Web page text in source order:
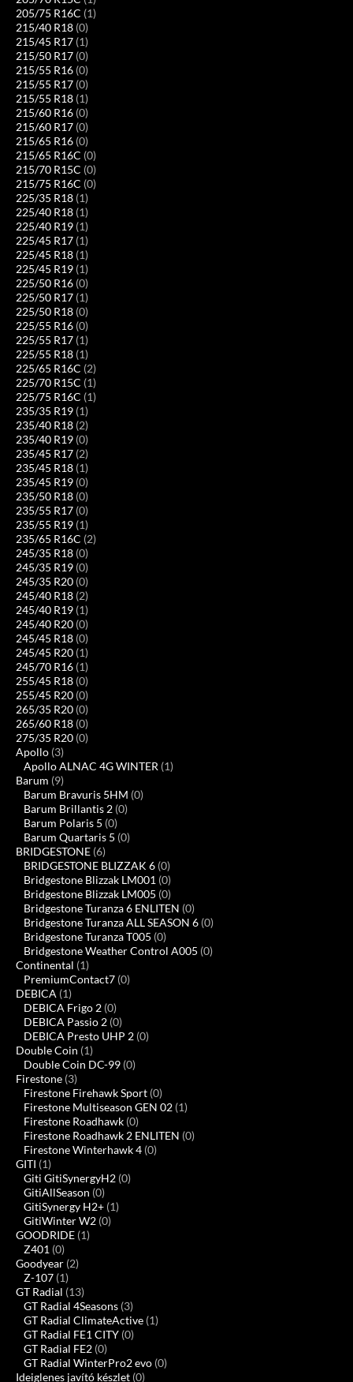
205/75 R16C (1)
215/40 R18 (0)
215/45 R17 (1)
215/50 R17 (0)
215/55 R16 (0)
215/55 R17 (0)
215/55 R18 (1)
215/60 R16 (0)
215/60 R17 (0)
215/65 R16 (0)
215/65 R16C (0)
215/70 R15C (0)
215/75 R16C (0)
225/35 R18 (1)
225/40 R18 (1)
225/40 R19 (1)
225/45 R17 (1)
225/45 R18 (1)
225/45 R19 (1)
225/50 R16 (0)
225/50 R17 (1)
225/50 R18 (0)
225/55 R16 (0)
225/55 R17 (1)
225/55 R18 (1)
225/65 R16C (2)
225/70 R15C (1)
225/75 R16C (1)
235/35 R19 (1)
235/40 R18 (2)
235/40 R19 (0)
235/45 R17 (2)
235/45 R18 (1)
235/45 R19 (0)
235/50 R18 (0)
235/55 R17 (0)
235/55 R19 (1)
235/65 R16C (2)
245/35 R18 (0)
245/35 R19 (0)
245/35 R20 (0)
245/40 R18 (2)
245/40 R19 (1)
245/40 R20 (0)
245/45 R18 (0)
245/45 R20 (1)
245/70 R16 (1)
255/45 R18 (0)
255/45 R20 (0)
265/35 R20 (0)
265/60 R18 (0)
275/35 R20 (0)
Apollo (3)
Apollo ALNAC 4G WINTER (1)
Barum (9)
Barum Bravuris 5HM (0)
Barum Brillantis 2 (0)
Barum Polaris 5 (0)
Barum Quartaris 5 (0)
BRIDGESTONE (6)
BRIDGESTONE BLIZZAK 6 (0)
Bridgestone Blizzak LM001 (0)
Bridgestone Blizzak LM005 (0)
Bridgestone Turanza 6 ENLITEN (0)
Bridgestone Turanza ALL SEASON 6 (0)
Bridgestone Turanza T005 (0)
Bridgestone Weather Control A005 (0)
Continental (1)
PremiumContact7 (0)
DEBICA (1)
DEBICA Frigo 2 (0)
DEBICA Passio 2 (0)
DEBICA Presto UHP 2 (0)
Double Coin (1)
Double Coin DC-99 (0)
Firestone (3)
Firestone Firehawk Sport (0)
Firestone Multiseason GEN 02 (1)
Firestone Roadhawk (0)
Firestone Roadhawk 2 ENLITEN (0)
Firestone Winterhawk 4 (0)
GITI (1)
Giti GitiSynergyH2 (0)
GitiAllSeason (0)
GitiSynergy H2+ (1)
GitiWinter W2 (0)
GOODRIDE (1)
Z401 (0)
Goodyear (2)
Z-107 (1)
GT Radial (13)
GT Radial 4Seasons (3)
GT Radial ClimateActive (1)
GT Radial FE1 CITY (0)
GT Radial FE2 (0)
GT Radial WinterPro2 evo (0)
Ideiglenes javító készlet (0)